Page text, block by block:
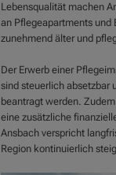
Lebensqualität machen
an Pflegeapartments und
zunehmend älter und
Der Erwerb einer
sind steuerlich absetzbar
beantragt werden.
eine zusätzliche
Ansbach verspricht
Region kontinuierlich